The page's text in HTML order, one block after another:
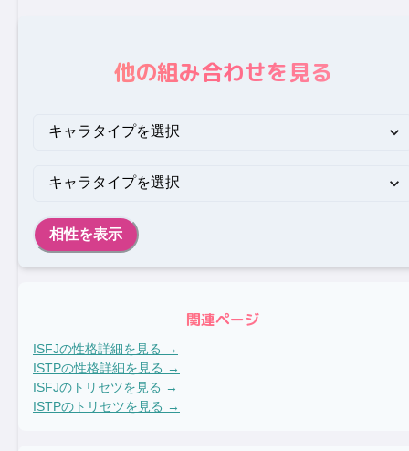
他の組み合わせを見る
相性を表示
関連ページ
ISFJの性格詳細を見る →
ISTPの性格詳細を見る →
ISFJのトリセツを見る →
ISTPのトリセツを見る →